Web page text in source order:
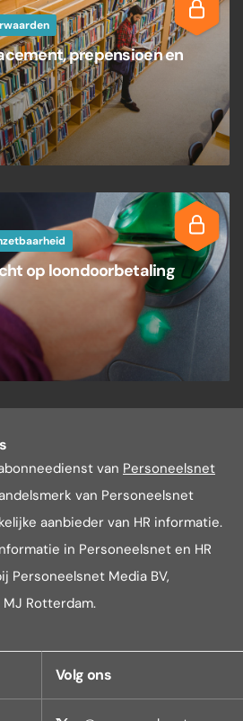
prepensioen en
op loondoorbetaling
van Personeelsnet
van Personeelsnet
aanbieder van HR informatie.
in Personeelsnet en HR
Personeelsnet Media BV,
Rotterdam.
Volg ons